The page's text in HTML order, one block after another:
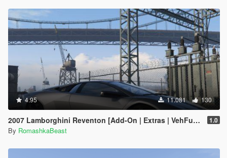
4.95 11.081 130
2007 Lamborghini Reventon [Add-On | Extras | VehFuncs V] 1.0
By RomashkaBeast